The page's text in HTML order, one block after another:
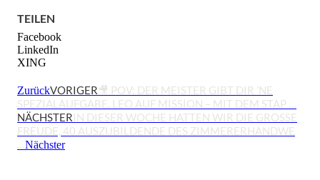
TEILEN
Facebook
LinkedIn
XING
ZurückVORIGER🎥 POV: DER MEISTER GIBT DIR ’NE
SPEZIALAUFGABE. LEO AUF MISSION – MIT DEM STAP …
NÄCHSTERIN DIESER WOCHE HATTEN WIR DIE GROSSE F
REUDE, 40 AUSZUBILDENDE DES ZIMMERERHANDWE …
Nächster